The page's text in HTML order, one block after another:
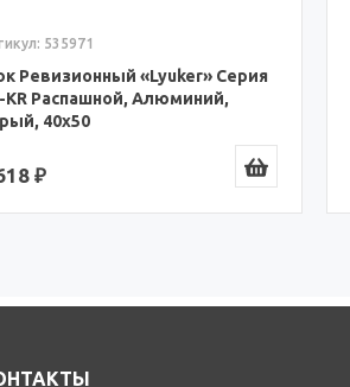
535971
Ревизионный «Lyuker» Серия
KR Распашной, Алюминий,
40x50
₽